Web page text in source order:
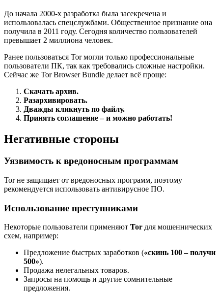
До начала 2000-х разработка была засекречена и
использовалась спецслужбами. Общественное признание она
получила в 2011 году. Сегодня количество пользователей
превышает 2 миллиона человек.
Ранее пользоваться Tor могли только профессиональные
пользователи ПК, так как требовались сложные настройки.
Сейчас же Tor Browser Bundle делает всё проще:
Скачать архив.
Разархивировать.
Дважды кликнуть по файлу.
Принять соглашение – и можно работать!
Негативные стороны
Уязвимость к вредоносным программам
Tor не защищает от вредоносных программ, поэтому
рекомендуется использовать антивирусное ПО.
Использование преступниками
Некоторые пользователи применяют Tor для мошеннических
схем, например:
Предложение быстрых заработков («скинь 100 – получи
500»).
Продажа нелегальных товаров.
Запросы на помощь и другие сомнительные
предложения.